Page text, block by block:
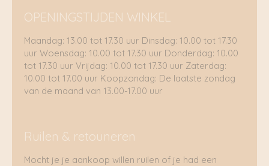
OPENINGSTIJDEN WINKEL
Maandag: 13.00 tot 17.30 uur Dinsdag: 10.00 tot 17.30
uur Woensdag: 10.00 tot 17.30 uur Donderdag: 10.00
tot 17.30 uur Vrijdag: 10.00 tot 17.30 uur Zaterdag:
10.00 tot 17.00 uur Koopzondag: De laatste zondag
van de maand van 13.00-17.00 uur
Ruilen & retouneren
Mocht je je aankoop willen ruilen of je had een